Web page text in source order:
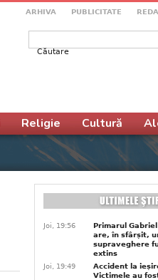
ARHIVA PUBLICITATE
Formular de
Religie Cultură
Joi, 19:56
Primarul
are, în sfârșit,
supraveghere
extins
Joi, 19:49
Accident la
Victimele au